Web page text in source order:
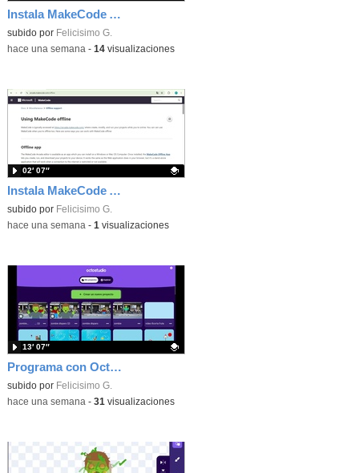
Instala MakeCode Arcade para trabajar offline en tu tablet, ordenador, Chromebook
Contenido educativo.
subido por Felicisimo G.
-hace una semana - 14visualizaciones
Instala MakeCode Arcade offline para programar grandes juegos sin necesidad de Internet
Contenido educativo.
subido por Felicisimo G.
02′ 07″
-hace una semana - 1 visualizaciones
Programa con OctoStudio, un juego de disparos contra Zombies con un cargador basado en el House of the dead
Contenido educativo.
subido por Felicisimo G.
13′ 07″
-hace una semana - 31 visualizaciones